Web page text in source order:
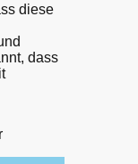
diese
dass